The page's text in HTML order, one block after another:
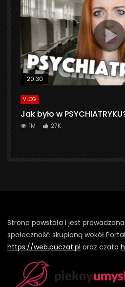
20:30
VLOG
Jak było w
1M 27K
Strona powstała i jest
społeczność skupioną wokół
https://web.puczat.pl oraz czata